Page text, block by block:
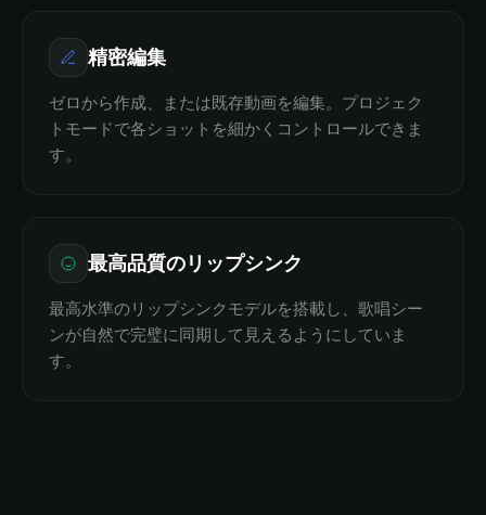
精密編集
ゼロから作成、または既存動画を編集。プロジェク
トモードで各ショットを細かくコントロールできま
す。
最高品質のリップシンク
最高水準のリップシンクモデルを搭載し、歌唱シー
ンが自然で完璧に同期して見えるようにしていま
す。